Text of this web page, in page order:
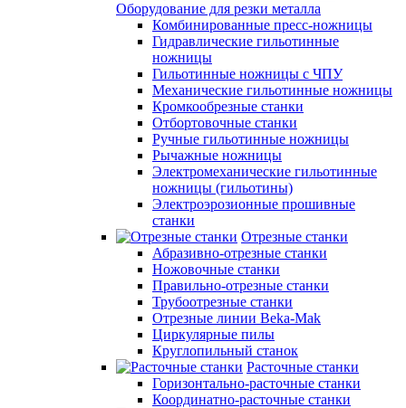
Оборудование для резки металла
Комбинированные пресс-ножницы
Гидравлические гильотинные
ножницы
Гильотинные ножницы с ЧПУ
Механические гильотинные ножницы
Кромкообрезные станки
Отбортовочные станки
Ручные гильотинные ножницы
Рычажные ножницы
Электромеханические гильотинные
ножницы (гильотины)
Электроэрозионные прошивные
станки
Отрезные станки
Абразивно-отрезные станки
Ножовочные станки
Правильно-отрезные станки
Трубоотрезные станки
Отрезные линии Beka-Mak
Циркулярные пилы
Круглопильный станок
Расточные станки
Горизонтально-расточные станки
Координатно-расточные станки